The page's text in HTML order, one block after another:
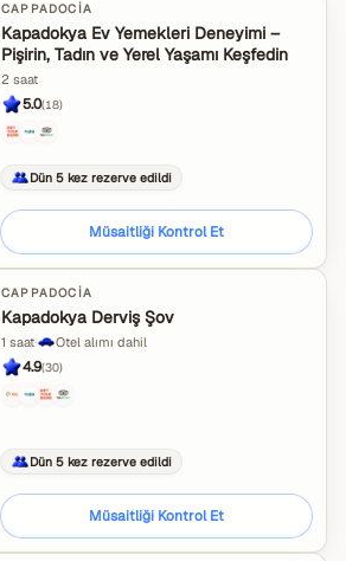
CAPPADOCIA
Kapadokya Ev Yemekleri Deneyimi –
Pişirin, Tadın ve Yerel Yaşamı Keşfedin
2 saat
5.0(18)
Dün 5 kez rezerve edildi
Müsaitliği Kontrol Et
CAPPADOCIA
Kapadokya Derviş Şov
1 saat· Otel alımı dahil
4.9(30)
Dün 5 kez rezerve edildi
Müsaitliği Kontrol Et